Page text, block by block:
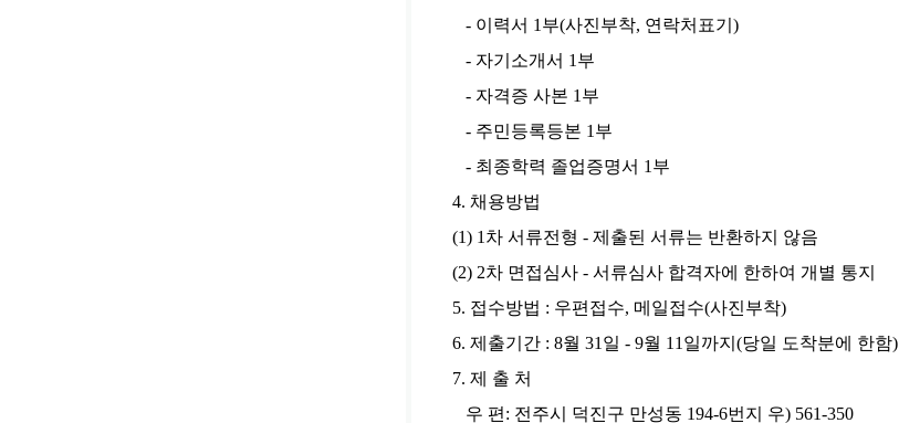
- 이력서 1부(사진부착, 연락처표기)
- 자기소개서 1부
- 자격증 사본 1부
- 주민등록등본 1부
- 최종학력 졸업증명서 1부
4. 채용방법
(1) 1차 서류전형 - 제출된 서류는 반환하지 않음
(2) 2차 면접심사 - 서류심사 합격자에 한하여 개별 통지
5. 접수방법 : 우편접수, 메일접수(사진부착)
6. 제출기간 : 8월 31일 - 9월 11일까지(당일 도착분에 한함)
7. 제 출 처
우 편: 전주시 덕진구 만성동 194-6번지 우) 561-350